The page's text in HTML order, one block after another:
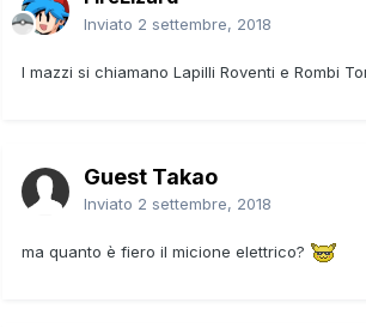
Inviato 2 settembre, 2018
I mazzi si chiamano Lapilli Roventi e Rombi
Guest Takao
Inviato 2 settembre, 2018
ma quanto è fiero il micione elettrico?